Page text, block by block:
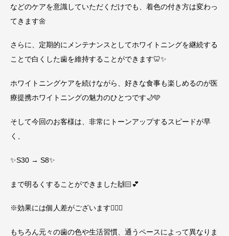
などのケアを意識していただくだけでも、着色の付き方は変わっ
てきます🌼
さらに、定期的にメンテナンスとしてホワイトニングを継続する
ことで白くした歯を維持することができます🦷✨️
ホワイトニングケアを続けながら、好きな食事も楽しめるのが医
療提携ホワイトニングの魅力のひとつです🌙🩵
そして今回のお客様は、非常にトーンアップするスピードが早
く、
✨S30 → S8✨
まで明るくすることができました🙌🏻💕
※効果には個人差がございます😵‍💫💦
もちろん元々の歯の色や生活習慣、通うペースによって異なりま